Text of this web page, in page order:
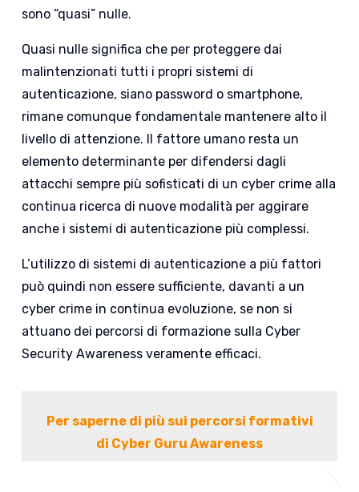
sono “quasi” nulle.
Quasi nulle significa che per proteggere dai
malintenzionati tutti i propri sistemi di
autenticazione, siano password o smartphone,
rimane comunque fondamentale mantenere alto il
livello di attenzione. Il fattore umano resta un
elemento determinante per difendersi dagli
attacchi sempre più sofisticati di un cyber crime alla
continua ricerca di nuove modalità per aggirare
anche i sistemi di autenticazione più complessi.
L’utilizzo di sistemi di autenticazione a più fattori
può quindi non essere sufficiente, davanti a un
cyber crime in continua evoluzione, se non si
attuano dei percorsi di formazione sulla Cyber
Security Awareness veramente efficaci.
Per saperne di più sui percorsi formativi
di Cyber Guru Awareness